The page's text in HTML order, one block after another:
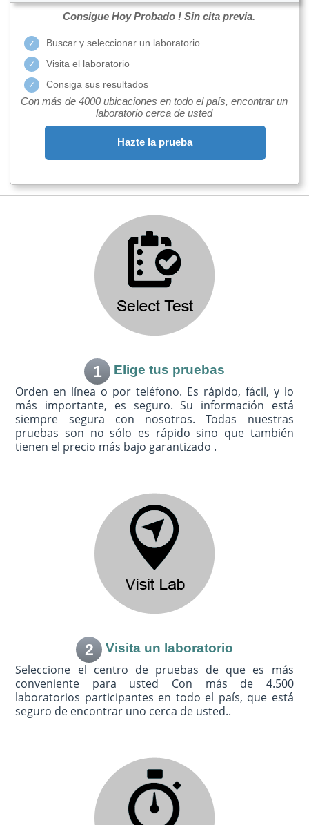
Consigue Hoy Probado ! Sin cita previa.
Buscar y seleccionar un laboratorio.
Visita el laboratorio
Consiga sus resultados
Con más de 4000 ubicaciones en todo el país, encontrar un
laboratorio cerca de usted
Hazte la prueba
1 Elige tus pruebas
Orden en línea o por teléfono. Es rápido, fácil, y lo
más importante, es seguro. Su información está
siempre segura con nosotros. Todas nuestras
pruebas son no sólo es rápido sino que también
tienen el precio más bajo garantizado .
2 Visita un laboratorio
Seleccione el centro de pruebas de que es más
conveniente para usted Con más de 4.500
laboratorios participantes en todo el país, que está
seguro de encontrar uno cerca de usted..